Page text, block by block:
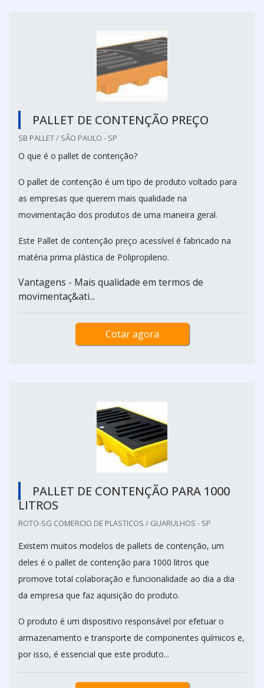
PALLET DE CONTENÇÃO PREÇO
SB PALLET / SÃO PAULO - SP
O que é o pallet de contenção?
O pallet de contenção é um tipo de produto voltado para
as empresas que querem mais qualidade na
movimentação dos produtos de uma maneira geral.
Este Pallet de contenção preço acessível é fabricado na
matéria prima plástica de Polipropileno.
Vantagens - Mais qualidade em termos de
movimentaç&ati...
Cotar agora
PALLET DE CONTENÇÃO PARA 1000
LITROS
ROTO-SG COMERCIO DE PLASTICOS / GUARULHOS - SP
Existem muitos modelos de pallets de contenção, um
deles é o pallet de contenção para 1000 litros que
promove total colaboração e funcionalidade ao dia a dia
da empresa que faz aquisição do produto.
O produto é um dispositivo responsável por efetuar o
armazenamento e transporte de componentes químicos e,
por isso, é essencial que este produto...